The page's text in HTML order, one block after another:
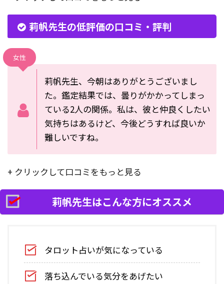
莉帆先生の低評価の口コミ・評判
女性
莉帆先生、今朝はありがとうございまし
た。鑑定結果では、曇りがかかってしまっ
ている2人の関係。私は、彼と仲良くしたい
気持ちはあるけど、今後どうすれば良いか
難しいですね。
+ クリックして口コミをもっと見る
莉帆先生はこんな方にオススメ
タロット占いが気になっている
落ち込んでいる気分をあげたい